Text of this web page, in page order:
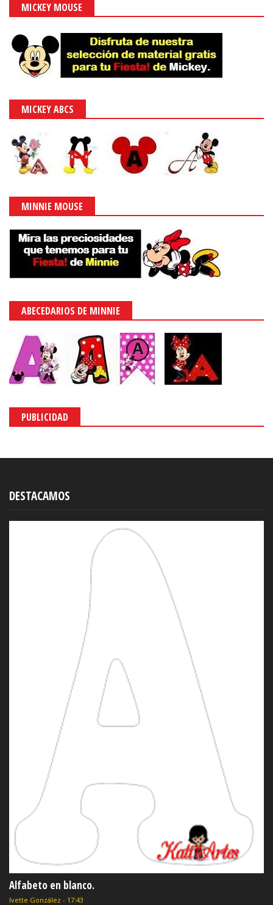
MICKEY MOUSE
MICKEY ABCS
MINNIE MOUSE
ABECEDARIOS DE MINNIE
PUBLICIDAD
DESTACAMOS
Alfabeto en blanco.
Ivette González - 17:43